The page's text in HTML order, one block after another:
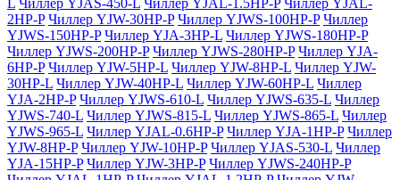
L Чиллер YJAS-450-L Чиллер YJAL-1.5HP-P Чиллер YJAL-
2HP-P Чиллер YJW-30HP-P Чиллер YJWS-100HP-P Чиллер
YJWS-150HP-P Чиллер YJA-3HP-L Чиллер YJWS-180HP-P
Чиллер YJWS-200HP-P Чиллер YJWS-280HP-P Чиллер YJA-
6HP-P Чиллер YJW-5HP-L Чиллер YJW-8HP-L Чиллер YJW-
30HP-L Чиллер YJW-40HP-L Чиллер YJW-60HP-L Чиллер
YJA-2HP-P Чиллер YJWS-610-L Чиллер YJWS-635-L Чиллер
YJWS-740-L Чиллер YJWS-815-L Чиллер YJWS-865-L Чиллер
YJWS-965-L Чиллер YJAL-0.6HP-P Чиллер YJA-1HP-P Чиллер
YJW-8HP-P Чиллер YJW-10HP-P Чиллер YJAS-530-L Чиллер
YJA-15HP-P Чиллер YJW-3HP-P Чиллер YJWS-240HP-P